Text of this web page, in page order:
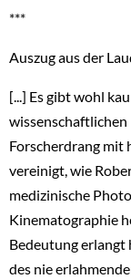
***
Auszug aus der
[...] Es gibt wohl
Forscherdrang mit
vereinigt, wie
medizinische
Kinematographie
Bedeutung erlangt
des nie